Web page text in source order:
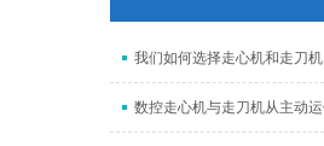
我们如何选择走心机和走刀机